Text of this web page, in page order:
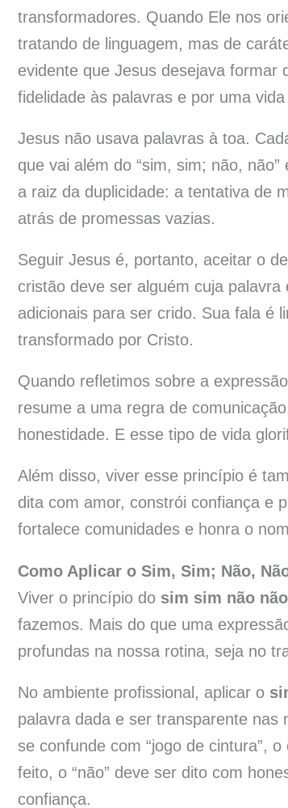
transformadores. Quando Ele nos
tratando de linguagem, mas de
evidente que Jesus desejava formar
fidelidade às palavras e por uma
Jesus não usava palavras à toa.
que vai além do “sim, sim; não,
a raiz da duplicidade: a tentativa de
atrás de promessas vazias.
Seguir Jesus é, portanto, aceitar o
cristão deve ser alguém cuja
adicionais para ser crido. Sua fala é
transformado por Cristo.
Quando refletimos sobre a expressão
resume a uma regra de
honestidade. E esse tipo de vida
Além disso, viver esse princípio é
dita com amor, constrói confiança e
fortalece comunidades e honra o
Como Aplicar o Sim, Sim; Não,
Viver o princípio do sim sim não
fazemos. Mais do que uma
profundas na nossa rotina, seja no
No ambiente profissional, aplicar o
palavra dada e ser transparente nas
se confunde com “jogo de cintura”,
feito, o “não” deve ser dito com
confiança.